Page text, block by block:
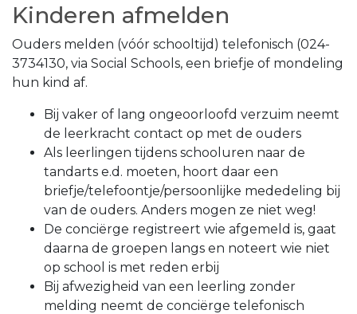
Kinderen afmelden
Ouders melden (vóór schooltijd) telefonisch (024-
3734130, via Social Schools, een briefje of mondeling
hun kind af.
Bij vaker of lang ongeoorloofd verzuim neemt
de leerkracht contact op met de ouders
Als leerlingen tijdens schooluren naar de
tandarts e.d. moeten, hoort daar een
briefje/telefoontje/persoonlijke mededeling bij
van de ouders. Anders mogen ze niet weg!
De conciërge registreert wie afgemeld is, gaat
daarna de groepen langs en noteert wie niet
op school is met reden erbij
Bij afwezigheid van een leerling zonder
melding neemt de conciërge telefonisch